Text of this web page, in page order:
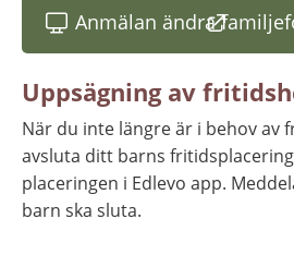
Anmälan ändra(länk till
Uppsägning av
När du inte längre är i behov av
avsluta ditt barns
placeringen i Edlevo app.
barn ska sluta.